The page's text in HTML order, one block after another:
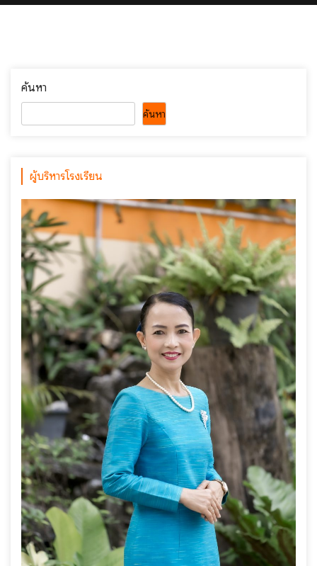
ค้นหา
ค้นหา
ผู้บริหารโรงเรียน